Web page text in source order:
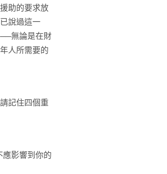
助的要求放
說過這一
無論是在財
人所需要的
記住四個重
應影響到你的